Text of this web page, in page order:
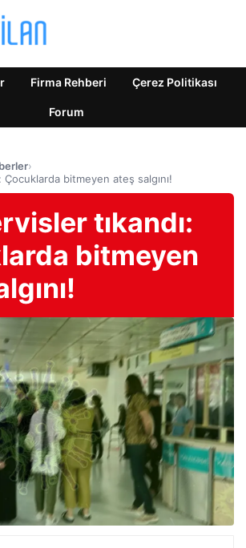
Firma Rehberi Çerez Politikası
Forum
›
Çocuklarda bitmeyen ateş salgını!
tıkandı:
bitmeyen